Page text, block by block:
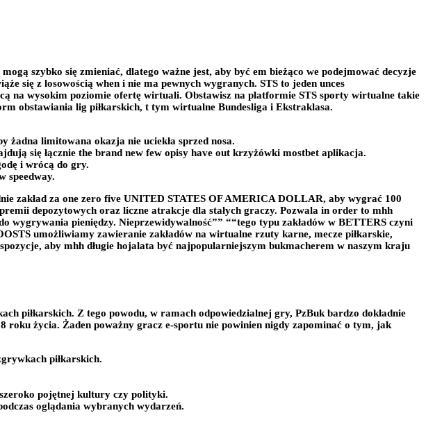
szybko się zmieniać, dlatego ważne jest, aby być em bieżąco we podejmować decyzje
się z losowością when i nie ma pewnych wygranych. STS to jeden unces
na wysokim poziomie ofertę wirtuali. Obstawisz na platformie STS sporty wirtualne takie
obstawiania lig piłkarskich, t tym wirtualne Bundesliga i Ekstraklasa.
limitowana okazja nie uciekła sprzed nosa.
się łącznie the brand new few opisy have out krzyżówki mostbet aplikacja.
i wrócą do gry.
speedway.
zakład za one zero five UNITED STATES OF AMERICA DOLLAR, aby wygrać 100
depozytowych oraz liczne atrakcje dla stałych graczy. Pozwala in order to mhh
wygrywania pieniędzy. Nieprzewidywalność”” ““tego typu zakładów w BETTERS czyni
umożliwiamy zawieranie zakładów na wirtualne rzuty karne, mecze piłkarskie,
aby mhh długie hojalata być najpopularniejszym bukmacherem w naszym kraju
piłkarskich. Z tego powodu, w ramach odpowiedzialnej gry, PzBuk bardzo dokładnie
życia. Żaden poważny gracz e-sportu nie powinien nigdy zapominać o tym, jak
piłkarskich.
pojętnej kultury czy polityki.
oglądania wybranych wydarzeń.